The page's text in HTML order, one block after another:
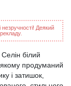
Деякий
білий
продуманий
і затишок,